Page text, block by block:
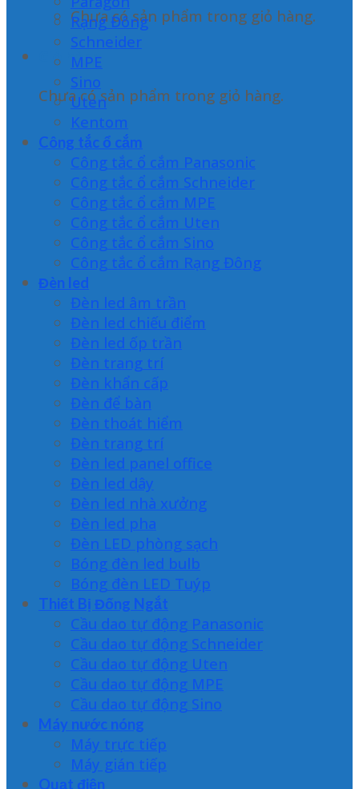
Chưa có sản phẩm trong giỏ hàng.
Giỏ hàng
Chưa có sản phẩm trong giỏ hàng.
Rạng Đông
Schneider
MPE
Sino
Uten
Kentom
Công tắc ổ cắm
Công tắc ổ cắm Panasonic
Công tắc ổ cắm Schneider
Công tắc ổ cắm MPE
Công tắc ổ cắm Uten
Công tắc ổ cắm Sino
Công tắc ổ cắm Rạng Đông
Đèn led
Đèn led âm trần
Đèn led chiếu điểm
Đèn led ốp trần
Đèn trang trí
Đèn khẩn cấp
Đèn để bàn
Đèn thoát hiểm
Đèn trang trí
Đèn led panel office
Đèn led dây
Đèn led nhà xưởng
Đèn led pha
Đèn LED phòng sạch
Bóng đèn led bulb
Bóng đèn LED Tuýp
Thiết Bị Đống Ngắt
Cầu dao tự động Panasonic
Cầu dao tự động Schneider
Cầu dao tự động Uten
Cầu dao tự động MPE
Cầu dao tự động Sino
Máy nước nóng
Máy trực tiếp
Máy gián tiếp
Quạt điện